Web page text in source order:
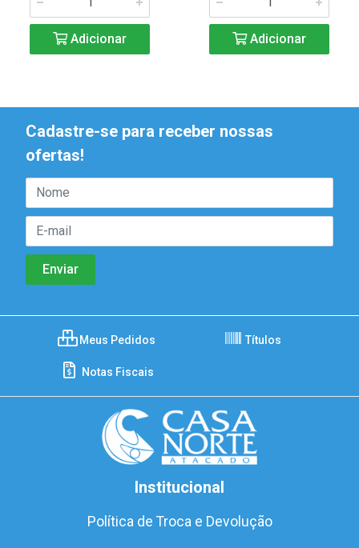
Adicionar Adicionar
Cadastre-se para receber nossas
ofertas!
Meus Pedidos Títulos
Notas Fiscais
Institucional
Política de Troca e Devolução